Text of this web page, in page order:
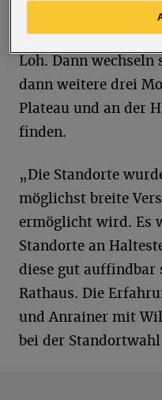
2025) stehen drei
der Haltestelle
Loh. Dann wechseln
dann weitere drei
Plateau und an der
finden.
„Die Standorte
möglichst breite
ermöglicht wird. Es
Standorte an
diese gut auffindbar
Rathaus. Die
und Anrainer mit
bei der